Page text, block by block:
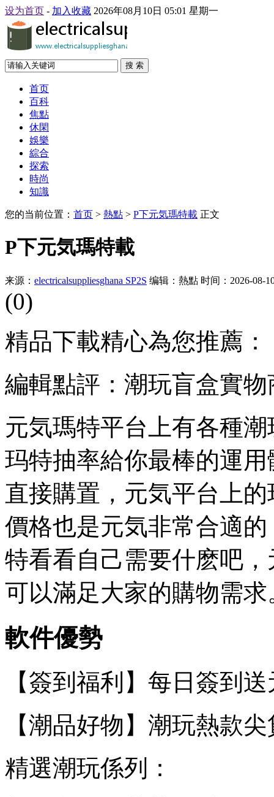
设为首页 - 加入收藏 2026年08月10日 05:01 星期一
搜 索
首页
百科
焦點
休閑
娛樂
綜合
探索
時尚
知識
您的当前位置： 首页 > 熱點 > P下元気瑪特載 正文
P下元気瑪特載
来源： electricalsuppliesghana SP2S 编辑：熱點 时间：2026-08-
(0)
精品下載精心為您推薦：
編輯點評：潮玩盲盒實物
元気瑪特平台上有各種
玛特抽率給你最棒的運
直接購置，元気平台上
價格也是元気非常合適
特看看自己需要什麽吧
可以滿足大家的購物需求
軟件優勢
【簽到福利】每日簽到
【潮品好物】潮玩熱款
精選潮玩係列：